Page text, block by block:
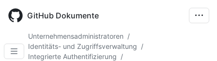
main
GitHub Dokumente
Unternehmensadministratoren /
Identitäts- und Zugriffsverwaltung /
Integrierte Authentifizierung /